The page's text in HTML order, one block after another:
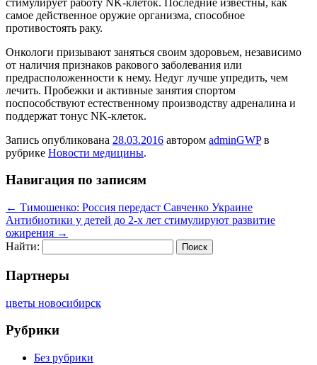
самое действенное оружие организма, способное
противостоять раку.
Онкологи призывают заняться своим здоровьем, независимо
от наличия признаков ракового заболевания или
предрасположенности к нему. Недуг лучше упредить, чем
лечить. Пробежки и активные занятия спортом
поспособствуют естественному производству адреналина и
поддержат тонус NK-клеток.
Запись опубликована 28.03.2016 автором adminGWPв
рубрике Новости медицины.
Навигация по записям
← Тимошенко: Россия передаст Савченко Украине
Антибиотики у детей до 2-х лет стимулируют развитие
ожирения →
Найти:
Партнеры
цветы новосибирск
Рубрики
Без рубрики